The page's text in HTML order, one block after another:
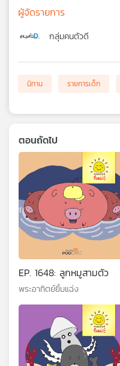
ผู้จัดรายการ
กลุ่มคนตัวดี
นิทาน รายการเด็ก
ตอนถัดไป
EP. 1648: ลูกหมูสามตัว
พระอาทิตย์ยิ้มแฉ่ง